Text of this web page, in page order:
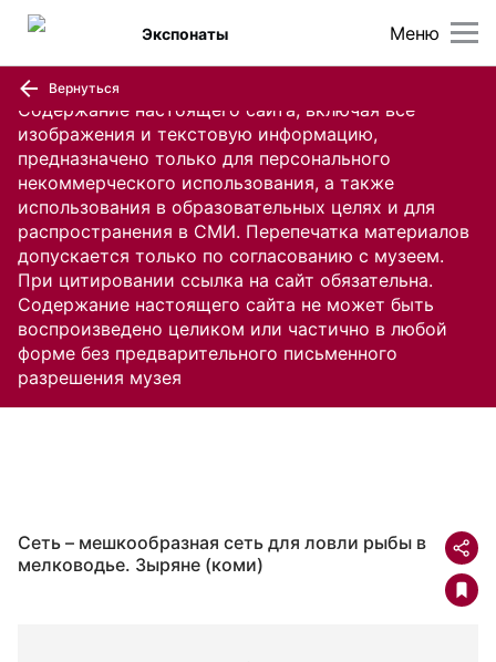
Содержание настоящего сайта, включая все
изображения и текстовую информацию,
предназначено только для персонального
некоммерческого использования, а также
использования в образовательных целях и для
распространения в СМИ. Перепечатка материалов
допускается только по согласованию с музеем.
При цитировании ссылка на сайт обязательна.
Содержание настоящего сайта не может быть
воспроизведено целиком или частично в любой
форме без предварительного письменного
разрешения музея
Меню
Экспонаты
Вернуться
Сеть – мешкообразная сеть для ловли рыбы в
мелководье. Зыряне (коми)